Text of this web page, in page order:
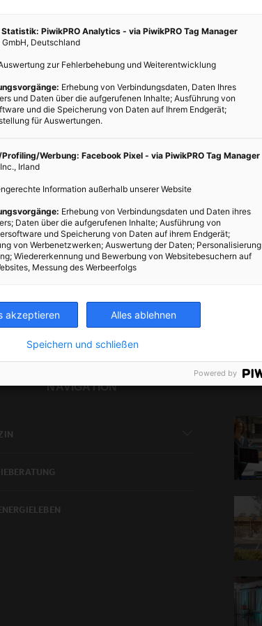
NAVIGATION
PiwikPRO Analytics - via PiwikPRO Tag Manager
GmbH, Deutschland
zur Fehlerbehebung und Weiterentwicklung
Erhebung von Verbindungsdaten, Daten Ihres
und Daten über die aufgerufenen Inhalte; Ausführung von
und die Speicherung von Daten auf Ihrem Endgerät;
für Auswertungen.
Werbung: Facebook Pixel - via PiwikPRO Tag Manager
Irland
Information außerhalb unserer Website
Erhebung von Verbindungsdaten und Daten ihres
Daten über die aufgerufenen Inhalte; Ausführung von
und Speicherung von Daten auf ihrem Endgerät;
von Werbenetzwerken; Auswertung der Daten; Personalisierung
Wiedererkennung und Bewerbung von Websitebesuchern auf
Messung des Werbeerfolgs
akzeptieren Alles ablehnen
Speichern und schließen
Powered by